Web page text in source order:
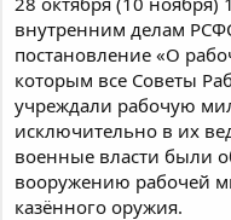
внутренним делам
постановление «О
которым все Советы
учреждали рабочую
исключительно в их
военные власти были
вооружению рабочей
казённого оружия.